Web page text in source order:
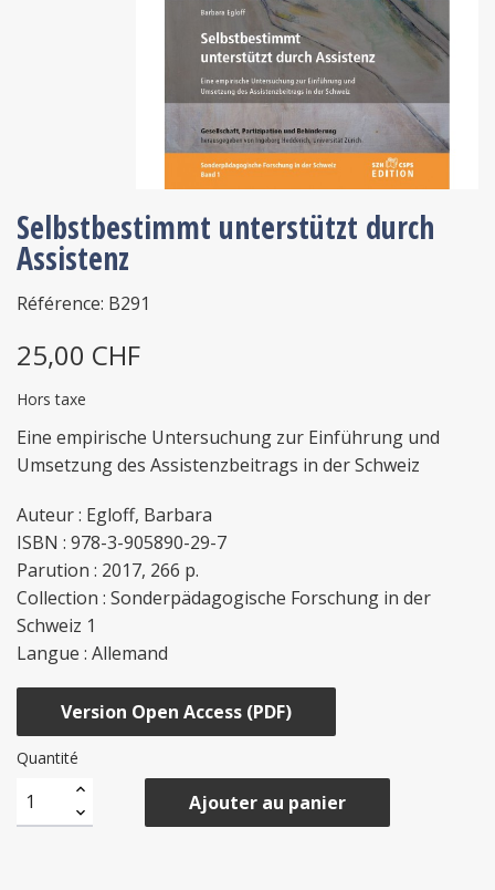
Selbstbestimmt unterstützt durch
Assistenz
Référence: B291
25,00 CHF
Hors taxe
Eine empirische Untersuchung zur Einführung und
Umsetzung des Assistenzbeitrags in der Schweiz
Auteur : Egloff, Barbara
ISBN : 978-3-905890-29-7
Parution : 2017, 266 p.
Collection : Sonderpädagogische Forschung in der
Schweiz 1
Langue : Allemand
Version Open Access (PDF)
Quantité
Ajouter au panier